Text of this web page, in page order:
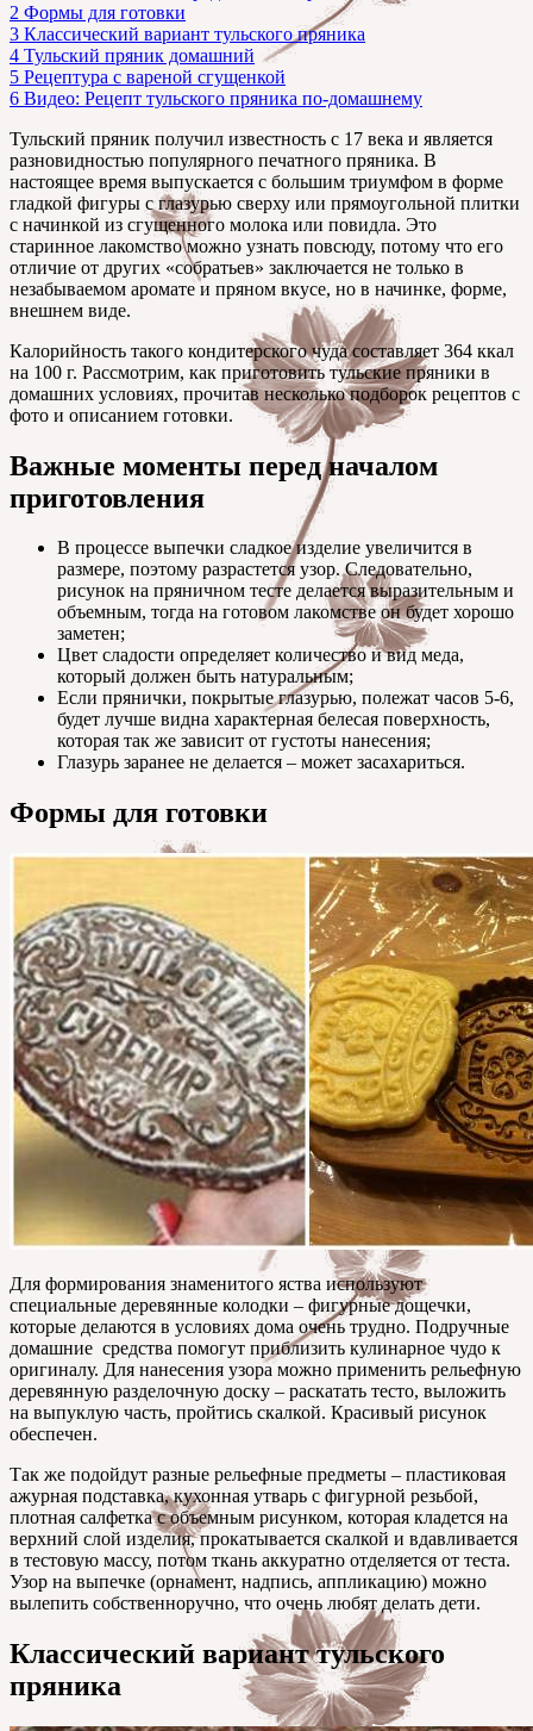
2 Формы для готовки
3 Классический вариант тульского пряника
4 Тульский пряник домашний
5 Рецептура с вареной сгущенкой
6 Видео: Рецепт тульского пряника по-домашнему
Тульский пряник получил известность с 17 века и является
разновидностью популярного печатного пряника. В
настоящее время выпускается с большим триумфом в форме
гладкой фигуры с глазурью сверху или прямоугольной плитки
с начинкой из сгущенного молока или повидла. Это
старинное лакомство можно узнать повсюду, потому что его
отличие от других «собратьев» заключается не только в
незабываемом аромате и пряном вкусе, но в начинке, форме,
внешнем виде.
Калорийность такого кондитерского чуда составляет 364 ккал
на 100 г. Рассмотрим, как приготовить тульские пряники в
домашних условиях, прочитав несколько подборок рецептов с
фото и описанием готовки.
Важные моменты перед началом
приготовления
В процессе выпечки сладкое изделие увеличится в
размере, поэтому разрастется узор. Следовательно,
рисунок на пряничном тесте делается выразительным и
объемным, тогда на готовом лакомстве он будет хорошо
заметен;
Цвет сладости определяет количество и вид меда,
который должен быть натуральным;
Если прянички, покрытые глазурью, полежат часов 5-6,
будет лучше видна характерная белесая поверхность,
которая так же зависит от густоты нанесения;
Глазурь заранее не делается – может засахариться.
Формы для готовки
Для формирования знаменитого яства используют
специальные деревянные колодки – фигурные дощечки,
которые делаются в условиях дома очень трудно. Подручные
домашние средства помогут приблизить кулинарное чудо к
оригиналу. Для нанесения узора можно применить рельефную
деревянную разделочную доску – раскатать тесто, выложить
на выпуклую часть, пройтись скалкой. Красивый рисунок
обеспечен.
Так же подойдут разные рельефные предметы – пластиковая
ажурная подставка, кухонная утварь с фигурной резьбой,
плотная салфетка с объемным рисунком, которая кладется на
верхний слой изделия, прокатывается скалкой и вдавливается
в тестовую массу, потом ткань аккуратно отделяется от теста.
Узор на выпечке (орнамент, надпись, аппликацию) можно
вылепить собственноручно, что очень любят делать дети.
Классический вариант тульского
пряника